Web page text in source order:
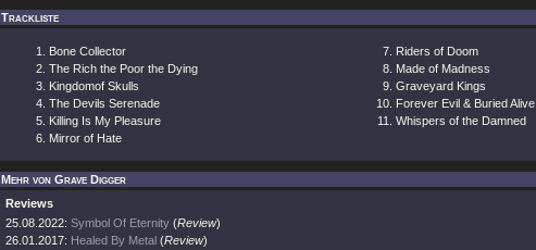
Trackliste
Bone Collector
The Rich the Poor the Dying
Kingdomof Skulls
The Devils Serenade
Killing Is My Pleasure
Mirror of Hate
Riders of Doom
Made of Madness
Graveyard Kings
Forever Evil & Buried Alive
Whispers of the Damned
Mehr von Grave Digger
Reviews
25.08.2022: Symbol Of Eternity (Review)
26.01.2017: Healed By Metal (Review)